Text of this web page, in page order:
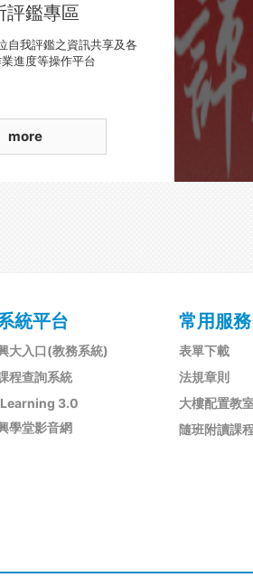
評鑑專區
自我評鑑之資訊共享及各
進度等操作平台
more
統平台
大入口(教務系統)
程查詢系統
3.0
學堂影音網
常用服務
表單下載
法規章則
大樓配置教
隨班附讀課